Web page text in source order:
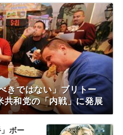
きではない」ブリトー
共和党の「内戦」に発展
ボー